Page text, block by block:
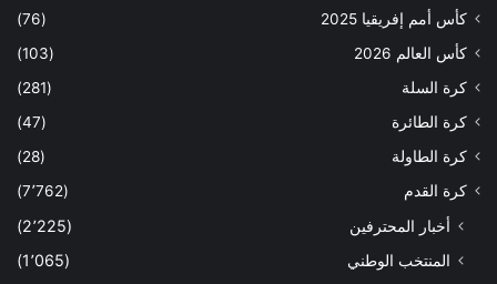
كأس أمم إفريقيا 2025
(76)
كأس العالم 2026
(103)
كرة السلة
(281)
كرة الطائرة
(47)
كرة الطاولة
(28)
كرة القدم
(7٬762)
أخبار المحترفين
(2٬225)
المنتخب الوطني
(1٬065)